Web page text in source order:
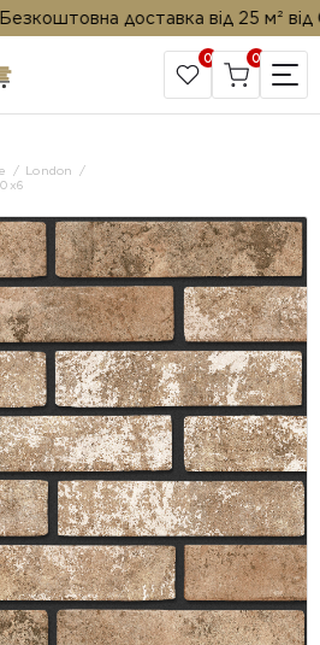
доставка від 25 м² від
САЙТ КОМПАНІЇ
0 0
London